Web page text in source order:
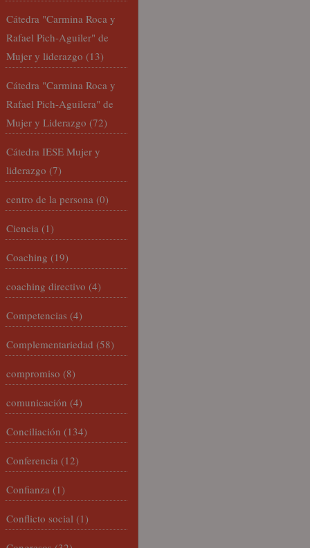
Cátedra "Carmina Roca y
Rafael Pich-Aguiler" de
Mujer y liderazgo (13)
Cátedra "Carmina Roca y
Rafael Pich-Aguilera" de
Mujer y Liderazgo (72)
Cátedra IESE Mujer y
liderazgo (7)
centro de la persona (0)
Ciencia (1)
Coaching (19)
coaching directivo (4)
Competencias (4)
Complementariedad (58)
compromiso (8)
comunicación (4)
Conciliación (134)
Conferencia (12)
Confianza (1)
Conflicto social (1)